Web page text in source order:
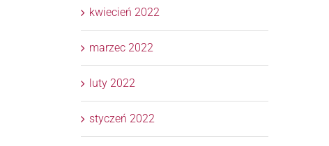
kwiecień 2022
marzec 2022
luty 2022
styczeń 2022